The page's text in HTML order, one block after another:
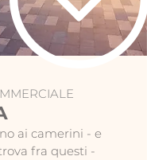
ai camerini - e
fra questi -